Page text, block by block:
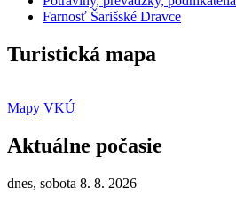
Farnosť Šarišské Dravce
Turistická mapa
Mapy VKÚ
Aktuálne počasie
dnes, sobota 8. 8. 2026